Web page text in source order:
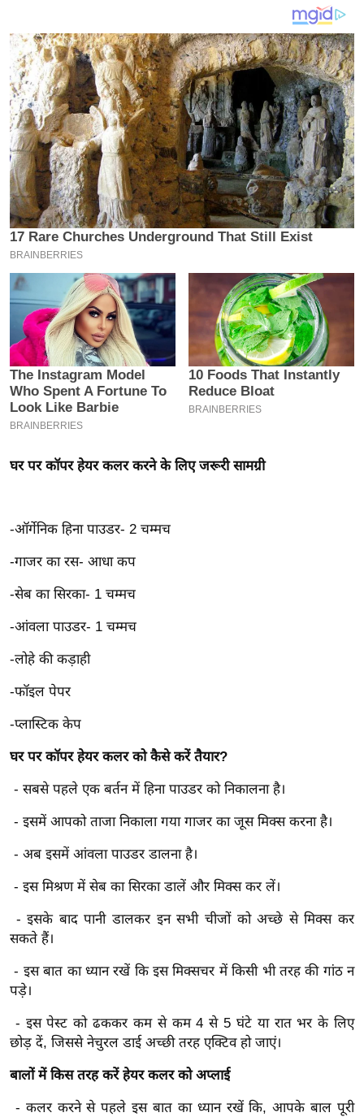
ज
ट
खे
ल
क्रि
के
ट
I
P
L
2
0
2
6
क्रा
इ
म
ई
पे
मि
सा
बे
सा
ल
ख्सि
य
यं
ग
डि
या
हि
ज
ग
ऑ
व
र्ल्ड
घर पर कॉपर हेयर कलर करने के लिए जरूरी सामग्री
-ऑर्गेनिक हिना पाउडर- 2 चम्मच
-गाजर का रस- आधा कप
-सेब का सिरका- 1 चम्मच
-आंवला पाउडर- 1 चम्मच
-लोहे की कड़ाही
-फॉइल पेपर
-प्लास्टिक केप
घर पर कॉपर हेयर कलर को कैसे करें तैयार?
- सबसे पहले एक बर्तन में हिना पाउडर को निकालना है।
- इसमें आपको ताजा निकाला गया गाजर का जूस मिक्स करना है।
- अब इसमें आंवला पाउडर डालना है।
- इस मिश्रण में सेब का सिरका डालें और मिक्स कर लें।
- इसके बाद पानी डालकर इन सभी चीजों को अच्छे से मिक्स कर
सकते हैं।
- इस बात का ध्यान रखें कि इस मिक्सचर में किसी भी तरह की गांठ न
पड़े।
- इस पेस्ट को ढककर कम से कम 4 से 5 घंटे या रात भर के लिए
छोड़ दें, जिससे नेचुरल डाई अच्छी तरह एक्टिव हो जाएं।
बालों में किस तरह करें हेयर कलर को अप्लाई
- कलर करने से पहले इस बात का ध्यान रखें कि, आपके बाल पूरी